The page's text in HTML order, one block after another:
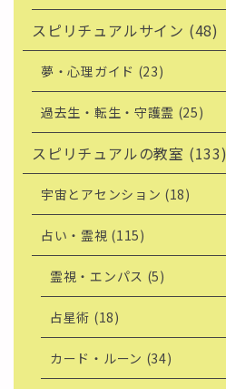
スピリチュアルサイン (48)
夢・心理ガイド (23)
過去生・転生・守護霊 (25)
スピリチュアルの教室 (133)
宇宙とアセンション (18)
占い・霊視 (115)
霊視・エンパス (5)
占星術 (18)
カード・ルーン (34)